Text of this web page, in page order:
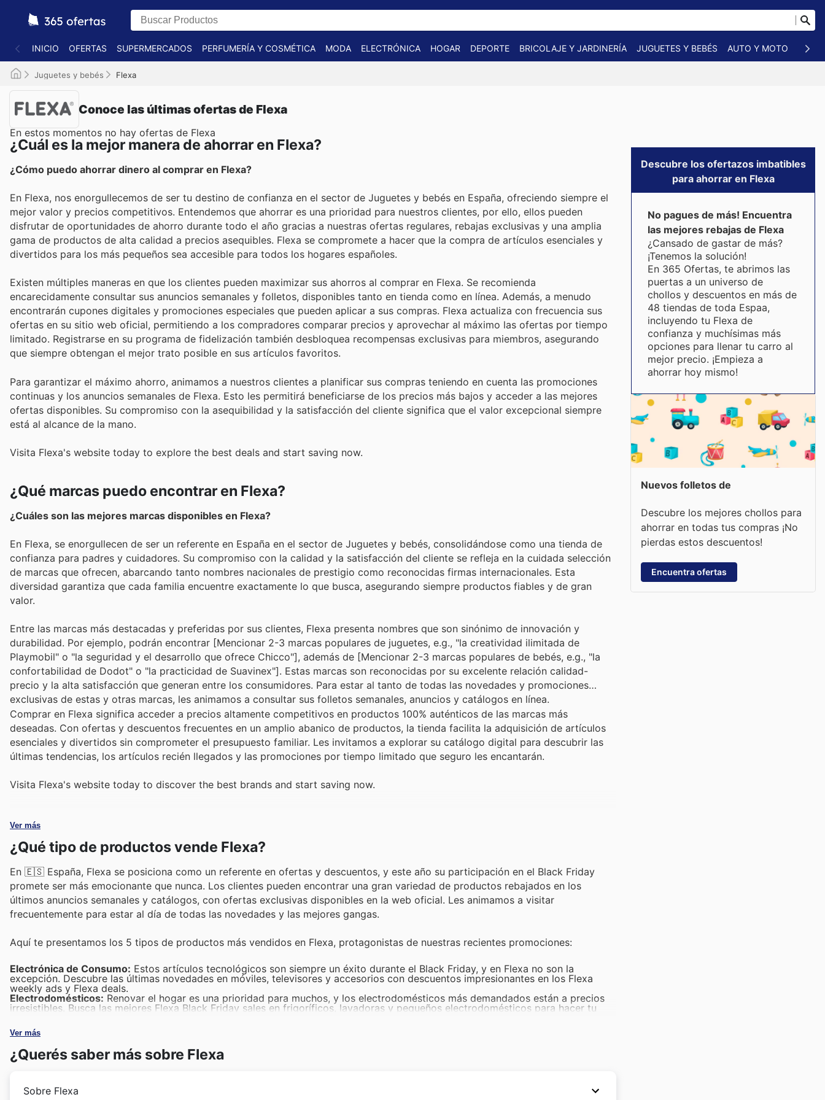
INICIO OFERTAS SUPERMERCADOS PERFUMERÍA Y COSMÉTICA MODA ELECTRÓNICA HOGAR DEPORTE BRICOLAJE Y JARDINERÍA JUGUETES Y BEBÉS AUTO Y MOTO
Juguetes y bebés Flexa
Conoce las últimas ofertas de Flexa
En estos momentos no hay ofertas de Flexa
¿Cuál es la mejor manera de ahorrar en Flexa?
¿Cómo puedo ahorrar dinero al comprar en Flexa?
En Flexa, nos enorgullecemos de ser tu destino de confianza en el sector de Juguetes y bebés en España, ofreciendo siempre el
mejor valor y precios competitivos. Entendemos que ahorrar es una prioridad para nuestros clientes, por ello, ellos pueden
disfrutar de oportunidades de ahorro durante todo el año gracias a nuestras ofertas regulares, rebajas exclusivas y una amplia
gama de productos de alta calidad a precios asequibles. Flexa se compromete a hacer que la compra de artículos esenciales y
divertidos para los más pequeños sea accesible para todos los hogares españoles.
Existen múltiples maneras en que los clientes pueden maximizar sus ahorros al comprar en Flexa. Se recomienda
encarecidamente consultar sus anuncios semanales y folletos, disponibles tanto en tienda como en línea. Además, a menudo
encontrarán cupones digitales y promociones especiales que pueden aplicar a sus compras. Flexa actualiza con frecuencia sus
ofertas en su sitio web oficial, permitiendo a los compradores comparar precios y aprovechar al máximo las ofertas por tiempo
limitado. Registrarse en su programa de fidelización también desbloquea recompensas exclusivas para miembros, asegurando
que siempre obtengan el mejor trato posible en sus artículos favoritos.
Para garantizar el máximo ahorro, animamos a nuestros clientes a planificar sus compras teniendo en cuenta las promociones
continuas y los anuncios semanales de Flexa. Esto les permitirá beneficiarse de los precios más bajos y acceder a las mejores
ofertas disponibles. Su compromiso con la asequibilidad y la satisfacción del cliente significa que el valor excepcional siempre
está al alcance de la mano.
Visita Flexa's website today to explore the best deals and start saving now.
¿Qué marcas puedo encontrar en Flexa?
¿Cuáles son las mejores marcas disponibles en Flexa?
En Flexa, se enorgullecen de ser un referente en España en el sector de Juguetes y bebés, consolidándose como una tienda de
confianza para padres y cuidadores. Su compromiso con la calidad y la satisfacción del cliente se refleja en la cuidada selección
de marcas que ofrecen, abarcando tanto nombres nacionales de prestigio como reconocidas firmas internacionales. Esta
diversidad garantiza que cada familia encuentre exactamente lo que busca, asegurando siempre productos fiables y de gran
valor.
Entre las marcas más destacadas y preferidas por sus clientes, Flexa presenta nombres que son sinónimo de innovación y
durabilidad. Por ejemplo, podrán encontrar [Mencionar 2-3 marcas populares de juguetes, e.g., "la creatividad ilimitada de
Playmobil" o "la seguridad y el desarrollo que ofrece Chicco"], además de [Mencionar 2-3 marcas populares de bebés, e.g., "la
confortabilidad de Dodot" o "la practicidad de Suavinex"]. Estas marcas son reconocidas por su excelente relación calidad-
precio y la alta satisfacción que generan entre los consumidores. Para estar al tanto de todas las novedades y promociones
exclusivas de estas y otras marcas, les animamos a consultar sus folletos semanales, anuncios y catálogos en línea.
Comprar en Flexa significa acceder a precios altamente competitivos en productos 100% auténticos de las marcas más
deseadas. Con ofertas y descuentos frecuentes en un amplio abanico de productos, la tienda facilita la adquisición de artículos
esenciales y divertidos sin comprometer el presupuesto familiar. Les invitamos a explorar su catálogo digital para descubrir las
últimas tendencias, los artículos recién llegados y las promociones por tiempo limitado que seguro les encantarán.
Visita Flexa's website today to discover the best brands and start saving now.
Ver más
¿Qué tipo de productos vende Flexa?
En 🇪🇸 España, Flexa se posiciona como un referente en ofertas y descuentos, y este año su participación en el Black Friday
promete ser más emocionante que nunca. Los clientes pueden encontrar una gran variedad de productos rebajados en los
últimos anuncios semanales y catálogos, con ofertas exclusivas disponibles en la web oficial. Les animamos a visitar
frecuentemente para estar al día de todas las novedades y las mejores gangas.
Aquí te presentamos los 5 tipos de productos más vendidos en Flexa, protagonistas de nuestras recientes promociones:
Electrónica de Consumo: Estos artículos tecnológicos son siempre un éxito durante el Black Friday, y en Flexa no son la
excepción. Descubre las últimas novedades en móviles, televisores y accesorios con descuentos impresionantes en los Flexa
weekly ads y Flexa deals.
Electrodomésticos: Renovar el hogar es una prioridad para muchos, y los electrodomésticos más demandados están a precios
irresistibles. Busca las mejores Flexa Black Friday sales en frigoríficos, lavadoras y pequeños electrodomésticos para hacer tu
Moda y Accesorios:
buscadas cuentan con promociones especiales, siendo una fantástica oportunidad para aprovechar las Flexa offers y renovar tu
armario.
Hogar y Decoración:Transforma tus espacios con la amplia selección de artículos para el hogar. Desde textiles hasta mobiliario,
encuentran en Flexa con ofertas especiales, garantizando sonrisas y momentos inolvidables para los más pequeños de la casa.
Ver más
¿Querés saber más sobre Flexa
Sobre Flexa
Descubre los ofertazos imbatibles
para ahorrar en Flexa
No pagues de más! Encuentra
las mejores rebajas de Flexa
¿Cansado de gastar de más?
¡Tenemos la solución!
En 365 Ofertas, te abrimos las
puertas a un universo de
chollos y descuentos en más de
48 tiendas de toda Espaa,
incluyendo tu Flexa de
confianza y muchísimas más
opciones para llenar tu carro al
mejor precio. ¡Empieza a
ahorrar hoy mismo!
Nuevos folletos de
Descubre los mejores chollos para
ahorrar en todas tus compras ¡No
pierdas estos descuentos!
Encuentra ofertas